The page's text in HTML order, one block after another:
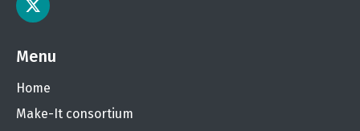
Menu
Home
Make-It consortium